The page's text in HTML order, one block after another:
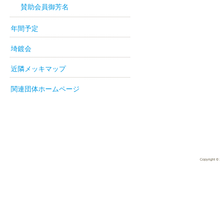
賛助会員御芳名
年間予定
埼鍍会
近隣メッキマップ
関連団体ホームページ
Copyright ©